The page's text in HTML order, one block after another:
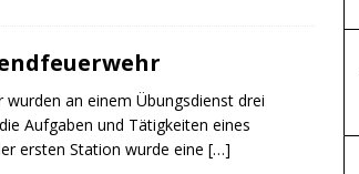
an einem Übungsdienst drei
Aufgaben und Tätigkeiten eines
ersten Station wurde eine […]